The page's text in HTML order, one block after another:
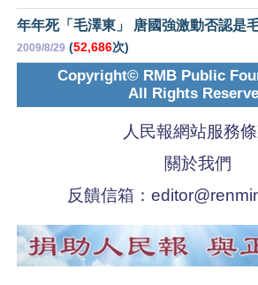
年年死「毛澤東」 唐國強激動否認是
2009/8/29 (52,686次)
Copyright© RMB Public
All Rights
人民報網站服務
關於我們
反饋信箱：